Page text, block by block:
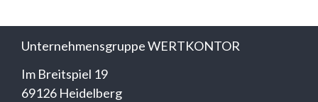
Unternehmensgruppe WERTKONTOR
Im Breitspiel 19
69126 Heidelberg